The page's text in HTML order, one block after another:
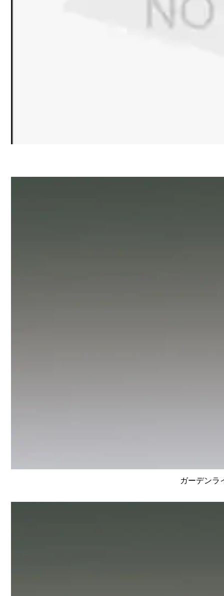
ガーデンラ